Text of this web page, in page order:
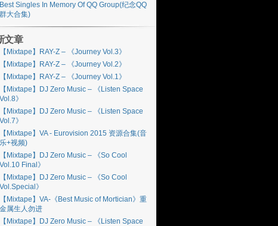
Best Singles In Memory Of QQ Group(纪念QQ
群大合集)
文章
【Mixtape】RAY-Z – 《Journey Vol.3》
【Mixtape】RAY-Z – 《Journey Vol.2》
【Mixtape】RAY-Z – 《Journey Vol.1》
【Mixtape】DJ Zero Music – 《Listen Space
Vol.8》
【Mixtape】DJ Zero Music – 《Listen Space
Vol.7》
【Mixtape】VA - Eurovision 2015 资源合集(音
乐+视频)
【Mixtape】DJ Zero Music – 《So Cool
Vol.10 Final》
【Mixtape】DJ Zero Music – 《So Cool
Vol.Special》
【Mixtape】VA-《Best Music of Mortician》重
金属生人勿进
【Mixtape】DJ Zero Music – 《Listen Space